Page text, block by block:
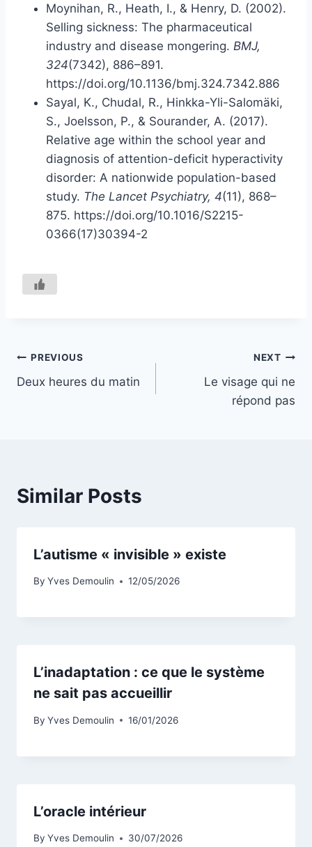
Moynihan, R., Heath, I., & Henry, D. (2002).
Selling sickness: The pharmaceutical
industry and disease mongering. BMJ,
324(7342), 886–891.
https://doi.org/10.1136/bmj.324.7342.886
Sayal, K., Chudal, R., Hinkka-Yli-Salomäki,
S., Joelsson, P., & Sourander, A. (2017).
Relative age within the school year and
diagnosis of attention-deficit hyperactivity
disorder: A nationwide population-based
study. The Lancet Psychiatry, 4(11), 868–
875. https://doi.org/10.1016/S2215-
0366(17)30394-2
Navigation
de
PREVIOUS
Deux heures du matin
NEXT
Le visage qui ne
répond pas
Similar Posts
L’autisme « invisible » existe
By Yves Demoulin 12/05/2026
L’inadaptation : ce que le système
ne sait pas accueillir
By Yves Demoulin 16/01/2026
L’oracle intérieur
By Yves Demoulin 30/07/2026